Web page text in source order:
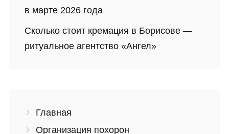
в марте 2026 года
Сколько стоит кремация в Борисове —
ритуальное агентство «Ангел»
Главная
Организация похорон